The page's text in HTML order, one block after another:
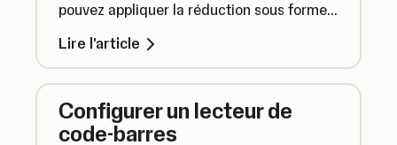
pouvez appliquer la réduction sous forme
Lire l'article
Configurer un lecteur de
code-barres